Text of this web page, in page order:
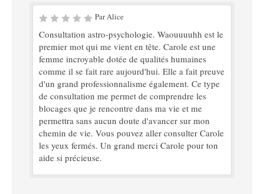
Par Alice
Consultation astro-psychologie. Waouuuuhh est le
premier mot qui me vient en tête. Carole est une
femme incroyable dotée de qualités humaines
comme il se fait rare aujourd'hui. Elle a fait preuve
d'un grand professionnalisme également. Ce type
de consultation me permet de comprendre les
blocages que je rencontre dans ma vie et me
permettra sans aucun doute d'avancer sur mon
chemin de vie. Vous pouvez aller consulter Carole
les yeux fermés. Un grand merci Carole pour ton
aide si précieuse.